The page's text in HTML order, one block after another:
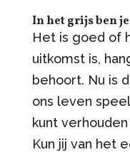
In het grijs ben
Het is goed of
uitkomst is,
behoort. Nu is
ons leven
kunt
Kun jij van het